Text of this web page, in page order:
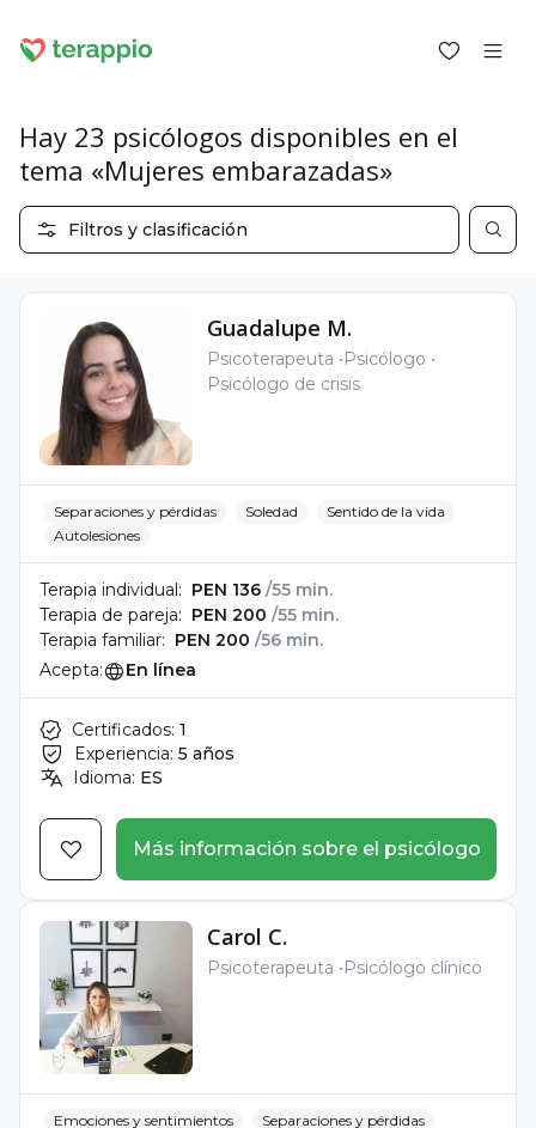
Iniciar sesión como psicólogo
Servicios
Para los psicólogos
Sobre terappio
Preguntas y respuestas
office@terappio.com
Hay 23 psicólogos disponibles en el
tema «Mujeres embarazadas»
Filtros y clasificación
Guadalupe M.
Psicoterapeuta
Psicólogo
Psicólogo de crisis
Separaciones y pérdidas Soledad
Sentido de la vida
Autolesiones
Terapia individual: PEN 136 /55 min.
Terapia de pareja: PEN 200 /55 min.
Terapia familiar: PEN 200 /56 min.
Acepta:
En línea
Certificados: 1
Experiencia: 5 años
Idioma: ES
Más información sobre el psicólogo
Carol C.
Psicoterapeuta Psicólogo clínico
Emociones y sentimientos
Separaciones y pérdidas